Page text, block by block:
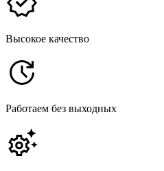
Высокое качество
Работаем без выходных